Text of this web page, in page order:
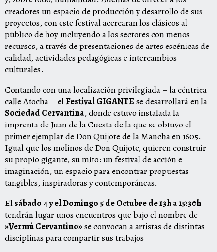
creadores un espacio de producción y desarrollo de sus
proyectos, con este festival acercaran los clásicos al
público de hoy incluyendo a los sectores con menos
recursos, a través de presentaciones de artes escénicas de
calidad, actividades pedagógicas e intercambios
culturales.
Contando con una localización privilegiada – la céntrica
calle Atocha – elFestival GIGANTE se desarrollará en la
Sociedad Cervantina, donde estuvo instalada la
imprenta de Juan de la Cuesta de la que se obtuvo el
primer ejemplar de Don Quijote de la Mancha en 1605.
Igual que los molinos de Don Quijote, quieren construir
su propio gigante, su mito: un festival de acción e
imaginación, un espacio para encontrar propuestas
tangibles, inspiradoras y contemporáneas.
El sábado 4 y el Domingo 5 de Octubre de 13h a 15:30h
tendrán lugar unos encuentros que bajo el nombre de
»Vermú Cervantino»se convocan a artistas de distintas
disciplinas para compartir sus trabajos